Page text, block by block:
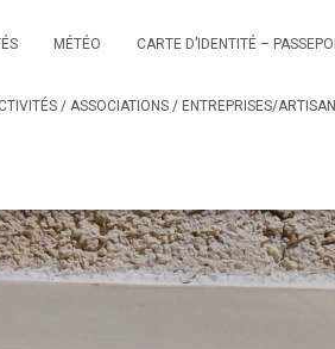
MÉTÉO CARTE D’IDENTITÉ –
/ ASSOCIATIONS / ENTREPRISES/